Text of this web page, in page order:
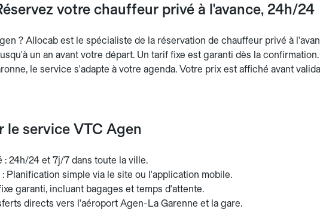
votre chauffeur privé à l'avance, 24h/24
? Allocab est le spécialiste de la réservation de chauffeur privé à
un an avant votre départ. Un tarif fixe est garanti dès la
le service s'adapte à votre agenda. Votre prix est affiché avant
le service VTC Agen
: 24h/24 et 7j/7 dans toute la ville.
: Planification simple via le site ou l'application mobile.
garanti, incluant bagages et temps d'attente.
directs vers l'aéroport Agen-La Garenne et la gare.